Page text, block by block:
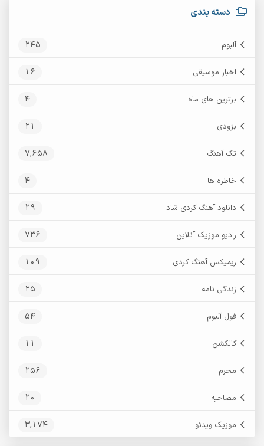
دسته بندی
آلبوم 245
اخبار موسیقی 16
برترین های ماه 4
بزودی 21
تک آهنگ 7,658
خاطره ها 4
دانلود آهنگ کردی شاد 29
رادیو موزیک آنلاین 736
ریمیکس آهنگ کردی 109
زندگی نامه 25
فول آلبوم 54
کالکشن 11
محرم 256
مصاحبه 20
موزیک ویدئو 3,174